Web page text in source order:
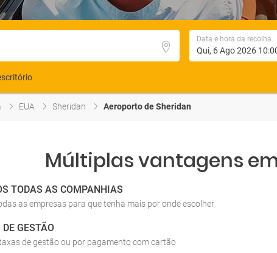
Data e hora da recolha
EUA Sheridan Aeroporto de Sheridan
Múltiplas vantagens
TODAS AS COMPANHIAS
as empresas para que tenha mais por onde escolher
GESTÃO
de gestão ou por pagamento com cartão